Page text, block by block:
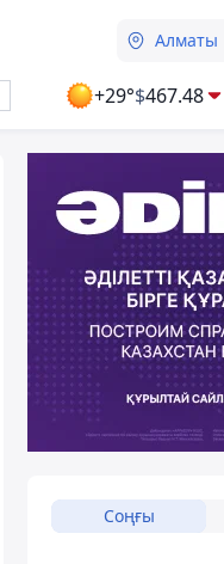
Алматы
+29°$467.48
Соңғы